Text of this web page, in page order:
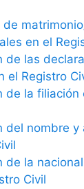
en el
de las
el Registro
de la filiación
del nombre y
de la
Civil